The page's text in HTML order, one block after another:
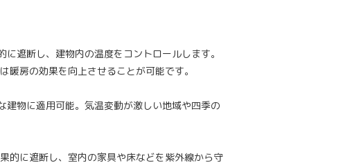
遮断し、建物内の温度をコントロールします。
暖房の効果を向上させることが可能です。
物に適用可能。気温変動が激しい地域や四季の
的に遮断し、室内の家具や床などを紫外線から守